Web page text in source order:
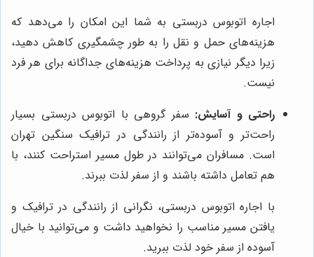
اجاره اتوبوس دربستی به شما این امکان را می‌دهد که
هزینه‌های حمل و نقل را به طور چشمگیری کاهش دهید،
زیرا دیگر نیازی به پرداخت هزینه‌های جداگانه برای هر فرد
نیست.
راحتی و آسایش: سفر گروهی با اتوبوس دربستی بسیار
راحت‌تر و آسوده‌تر از رانندگی در ترافیک سنگین تهران
است. مسافران می‌توانند در طول مسیر استراحت کنند، با
هم تعامل داشته باشند و از سفر لذت ببرند.
با اجاره اتوبوس دربستی، نگرانی از رانندگی در ترافیک و
یافتن مسیر مناسب را نخواهید داشت و می‌توانید با خیال
آسوده از سفر خود لذت ببرید.